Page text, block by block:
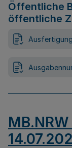
Öffentliche
öffentliche